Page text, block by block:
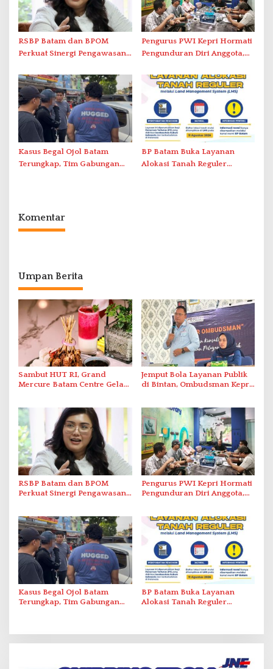
RSBP Batam dan BPOM
Perkuat Sinergi Pengawasan
Pelayanan Kefarmasian
Pengurus PWI Kepri Hormati
Pengunduran Diri Anggota,
Administrasi ke Pusat
Kasus Begal Ojol Batam
Terungkap, Tim Gabungan
BP Batam Buka Layanan
Alokasi Tanah Reguler
Komentar
Umpan Berita
Sambut HUT RI, Grand
Mercure Batam Centre Gelar
Jemput Bola Layanan Publik
di Bintan, Ombudsman Kepri
RSBP Batam dan BPOM
Perkuat Sinergi Pengawasan
Pengurus PWI Kepri Hormati
Pengunduran Diri Anggota,
Kasus Begal Ojol Batam
Terungkap, Tim Gabungan
BP Batam Buka Layanan
Alokasi Tanah Reguler